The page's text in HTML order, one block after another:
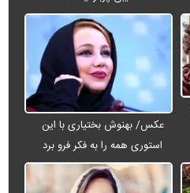
عکس/ بهنوش بختیاری با این
استوری همه را به فکر فرو برد